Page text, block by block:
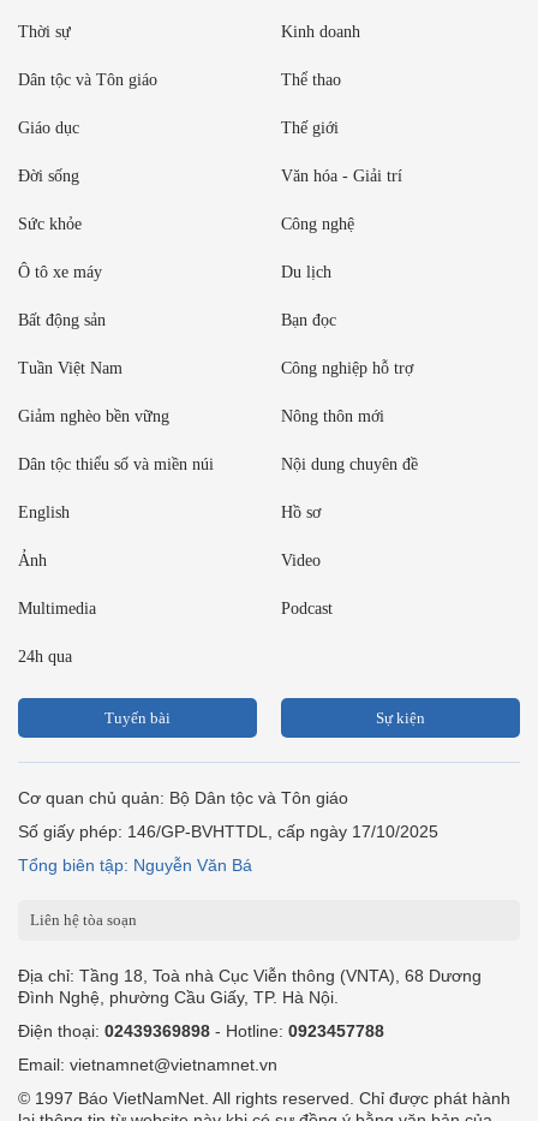
Thời sự Kinh doanh
Dân tộc và Tôn giáo Thể thao
Giáo dục Thế giới
Đời sống Văn hóa - Giải trí
Sức khỏe Công nghệ
Ô tô xe máy Du lịch
Bất động sản Bạn đọc
Tuần Việt Nam Công nghiệp hỗ trợ
Giảm nghèo bền vững Nông thôn mới
Dân tộc thiểu số và miền núi Nội dung chuyên đề
English Hồ sơ
Ảnh Video
Multimedia Podcast
24h qua
Tuyến bài Sự kiện
Cơ quan chủ quản: Bộ Dân tộc và Tôn giáo
Số giấy phép: 146/GP-BVHTTDL, cấp ngày 17/10/2025
Tổng biên tập: Nguyễn Văn Bá
Liên hệ tòa soạn
Địa chỉ: Tầng 18, Toà nhà Cục Viễn thông (VNTA), 68 Dương
Đình Nghệ, phường Cầu Giấy, TP. Hà Nội.
Điện thoại: 02439369898 - Hotline: 0923457788
Email: vietnamnet@vietnamnet.vn
© 1997 Báo VietNamNet. All rights reserved. Chỉ được phát hành